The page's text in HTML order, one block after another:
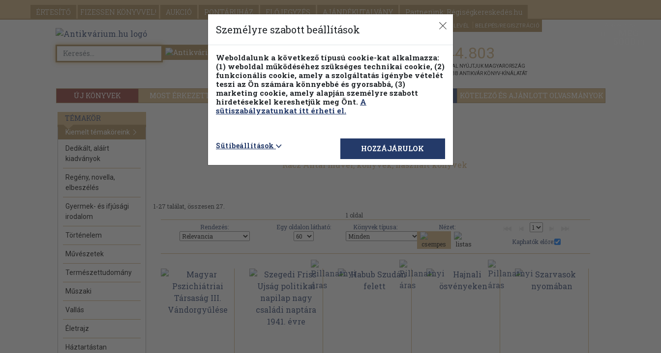
ÉRTESÍTŐ FIZESSEN KÖNYVVEL! AUKCIÓ PONTÁRUHÁZ ELŐJEGYZÉS AJÁNDÉKUTALVÁNY Partnerünk: Régiségkereskedés.hu
SEGÍTSÉG HÍRLEVÉL BELÉPÉS/REGISZTRÁCIÓ
ÚJ KÖNYVEK MOST ÉRKEZETT PILLANATNYI ÁRAINK FENNTARTHATÓ OLVASMÁNYOK KÖTELEZŐ ÉS AJÁNLOTT OLVASMÁNYOK
Részletes kereső Témaköri fa 1.144.803
KIADVÁNNYAL NYÚJTJUK MAGYARORSZÁG
LEGNAGYOBB ANTIKVÁR KÖNYV-KÍNÁLATÁT
TÉMAKÖR
Kiemelt témaköreink
Dedikált, aláírt
kiadványok
Regény, novella,
elbeszélés
Gyermek- és ifjúsági
irodalom
Történelem
Művészetek
Természettudomány
Műszaki
Vallás
Életrajz
Háztartástan
Rácz Antal művei, könyvek, használt könyvek
1-27 találat, összesen 27.
1 oldal
Rendezés:
Egy oldalon látható: Könyvek típusa:
Nézet:
Kaphatók előre:
Személyre szabott beállítások
Weboldalunk a következő típusú cookie-kat alkalmazza:
(1) weboldal működéséhez szükséges technikai cookie, (2)
funkcionális cookie, amely a szolgáltatás igénybe vételét
teszi az Ön számára könnyebbé és gyorsabbá, (3)
marketing cookie, amely alapján személyre szabott
hirdetésekkel kereshetjük meg Önt. A
sütiszabályzatunkat itt érheti el.
Sütibeállítások HOZZÁJÁRULOK